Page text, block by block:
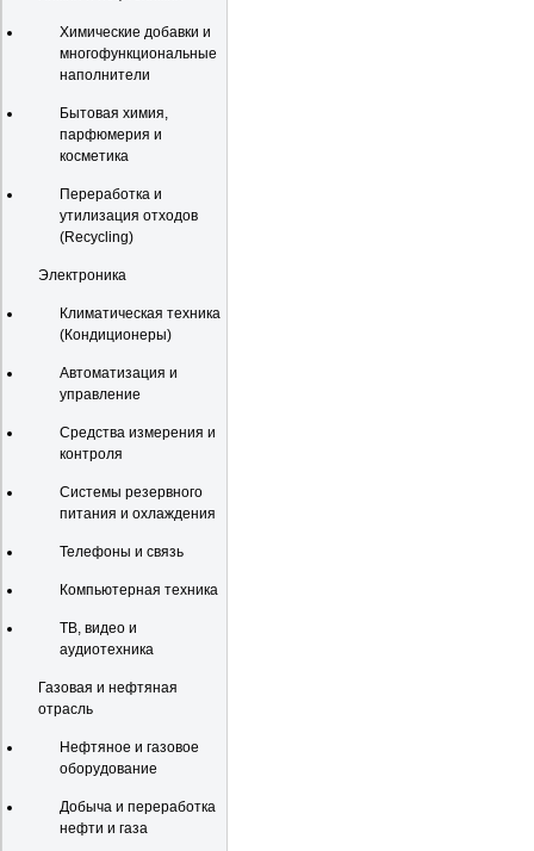
Химические добавки и
многофункциональные
наполнители
Бытовая химия,
парфюмерия и
косметика
Переработка и
утилизация отходов
(Recycling)
Электроника
Климатическая техника
(Кондиционеры)
Автоматизация и
управление
Средства измерения и
контроля
Системы резервного
питания и охлаждения
Телефоны и связь
Компьютерная техника
ТВ, видео и
аудиотехника
Газовая и нефтяная
отрасль
Нефтяное и газовое
оборудование
Добыча и переработка
нефти и газа